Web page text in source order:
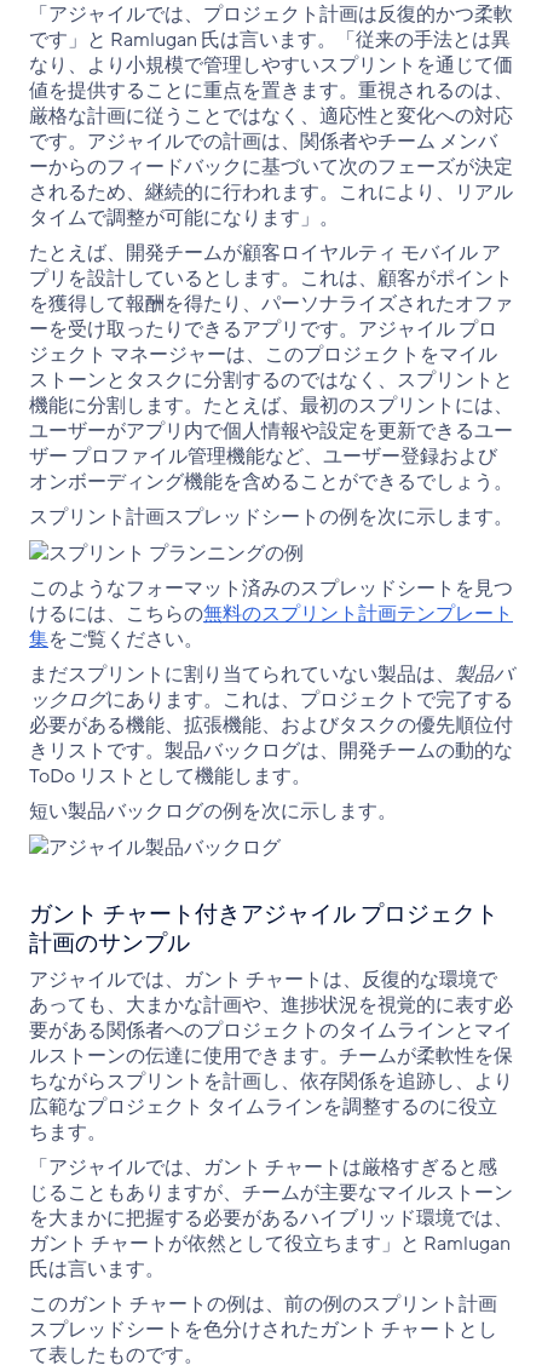
「アジャイルでは、プロジェクト計画は反復的かつ柔軟
です」と Ramlugan 氏は言います。「従来の手法とは異
なり、より小規模で管理しやすいスプリントを通じて価
値を提供することに重点を置きます。重視されるのは、
厳格な計画に従うことではなく、適応性と変化への対応
です。アジャイルでの計画は、関係者やチーム メンバ
ーからのフィードバックに基づいて次のフェーズが決定
されるため、継続的に行われます。これにより、リアル
タイムで調整が可能になります」。
たとえば、開発チームが顧客ロイヤルティ モバイル ア
プリを設計しているとします。これは、顧客がポイント
を獲得して報酬を得たり、パーソナライズされたオファ
ーを受け取ったりできるアプリです。アジャイル プロ
ジェクト マネージャーは、このプロジェクトをマイル
ストーンとタスクに分割するのではなく、スプリントと
機能に分割します。たとえば、最初のスプリントには、
ユーザーがアプリ内で個人情報や設定を更新できるユー
ザー プロファイル管理機能など、ユーザー登録および
オンボーディング機能を含めることができるでしょう。
スプリント計画スプレッドシートの例を次に示します。
このようなフォーマット済みのスプレッドシートを見つ
けるには、こちらの無料のスプリント計画テンプレート
集をご覧ください。
まだスプリントに割り当てられていない製品は、 製品バ
ックログにあります。これは、プロジェクトで完了する
必要がある機能、拡張機能、およびタスクの優先順位付
きリストです。製品バックログは、開発チームの動的な
ToDo リストとして機能します。
短い製品バックログの例を次に示します。
ガント チャート付きアジャイル プロジェクト
計画のサンプル
アジャイルでは、ガント チャートは、反復的な環境で
あっても、大まかな計画や、進捗状況を視覚的に表す必
要がある関係者へのプロジェクトのタイムラインとマイ
ルストーンの伝達に使用できます。チームが柔軟性を保
ちながらスプリントを計画し、依存関係を追跡し、より
広範なプロジェクト タイムラインを調整するのに役立
ちます。​
「アジャイルでは、ガント チャートは厳格すぎると感
じることもありますが、チームが主要なマイルストーン
を大まかに把握する必要があるハイブリッド環境では、
ガント チャートが依然として役立ちます」と Ramlugan
氏は言います。
このガント チャートの例は、前の例のスプリント計画
スプレッドシートを色分けされたガント チャートとし
て表したものです。